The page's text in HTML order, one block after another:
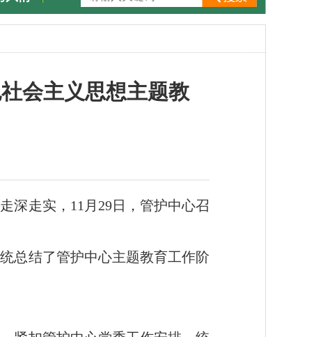
会主义思想主题教
深走实，11月29日，管护中心召
总结了管护中心主题教育工作阶